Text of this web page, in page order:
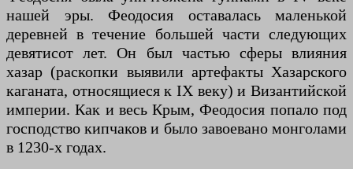
нашей эры. Феодосия оставалась маленькой
деревней в течение большей части следующих
девятисот лет. Он был частью сферы влияния
хазар (раскопки выявили артефакты Хазарского
каганата, относящиеся к IX веку) и Византийской
империи. Как и весь Крым, Феодосия попало под
господство кипчаков и было завоевано монголами
в 1230-х годах.